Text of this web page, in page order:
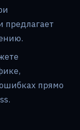
предлагает
прямо